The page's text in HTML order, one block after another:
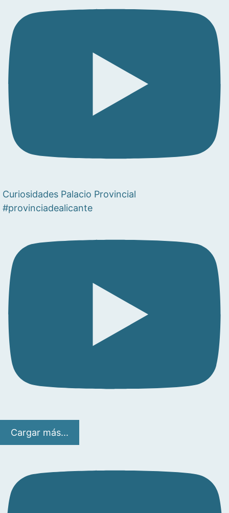
Curiosidades Palacio Provincial
#provinciadealicante
Cargar más...